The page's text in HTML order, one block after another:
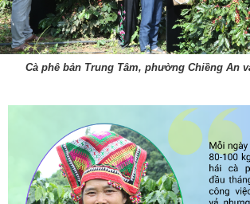
Cà phê bản Trung Tâm, phường Chiềng An